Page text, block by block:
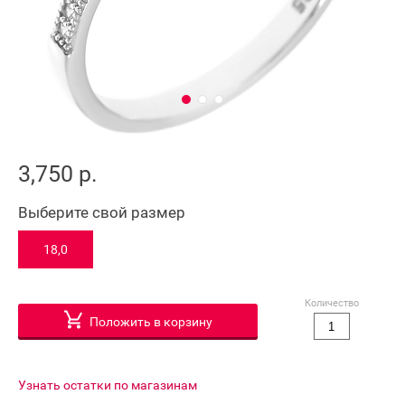
3,750 р.
Выберите свой размер
18,0
Положить в корзину
Количество
Узнать остатки по магазинам